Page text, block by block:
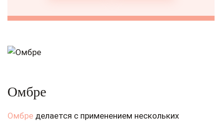
Омбре
Омбре делается с применением нескольких